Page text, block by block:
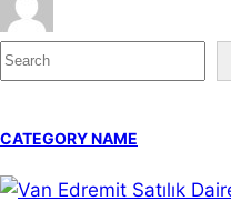
S
e
r
c
CATEGORY NAME